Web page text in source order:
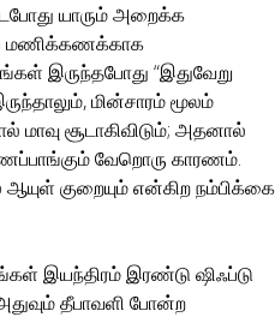
யாரும் அறைக்க
மணிக்கணக்காக
இருந்தபோது “இதுவேறு
மின்சாரம் மூலம்
சூடாகிவிடும்; அதனால்
வேறொரு காரணம்.
குறையும் என்கிற நம்பிக்கை
இயந்திரம் இரண்டு ஷிஃப்டு
தீபாவளி போன்ற